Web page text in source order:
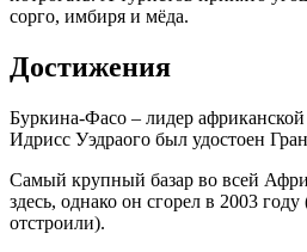
сорго, имбиря и мёда.
Достижения
Буркина-Фасо – лидер
Идрисс Уэдраого был удостоен
Самый крупный базар во всей
здесь, однако он сгорел в 2003
отстроили).